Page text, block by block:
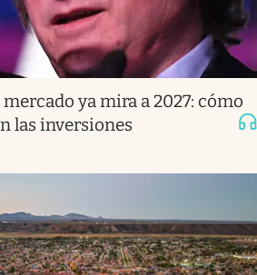
mercado ya mira a 2027: cómo
las inversiones